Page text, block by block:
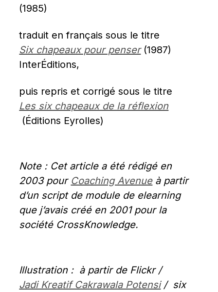
(1985)
traduit en français sous le titre
Six chapeaux pour penser (1987)
InterÉditions,
puis repris et corrigé sous le titre
Les six chapeaux de la réflexion
(Éditions Eyrolles)
Note : Cet article a été rédigé en
2003 pour Coaching Avenue à partir
d’un script de module de elearning
que j’avais créé en 2001 pour la
société CrossKnowledge.
Illustration :  à partir de Flickr /
Jadi Kreatif Cakrawala Potensi /  six